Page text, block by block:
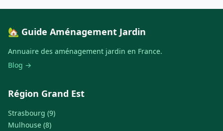
🏡 Guide Aménagement Jardin
Annuaire des aménagement jardin en France.
Blog →
Région Grand Est
Strasbourg (9)
Mulhouse (8)